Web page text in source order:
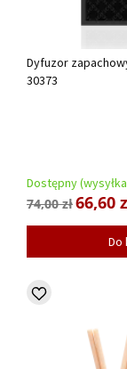
Dyfuzor
30373
Dostępny
74,00 zł66,60
Do